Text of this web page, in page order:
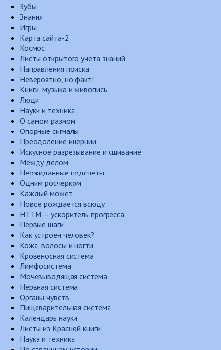
Зубы
Знания
Игры
Карта сайта-2
Космос
Листы открытого учета знаний
Направления поиска
Невероятно, но факт!
Книги, музыка и живопись
Люди
Науки и техника
О самом разном
Опорные сигналы
Преодоление инерции
Искусное разрезывание и сшивание
Между делом
Неожиданные подсчеты
Одним росчерком
Каждый может
Новое рождается всюду
НТТМ — ускоритель прогресса
Первые шаги
Как устроен человек?
Кожа, волосы и ногти
Кровеносная система
Лимфосистема
Мочевыводящая система
Нервная система
Органы чувств
Пищеварительная система
Календарь науки
Листы из Красной книги
Наука и техника